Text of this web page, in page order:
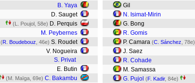
B. Yaya
D. Sauget
(L. Poujol, 58e) D. Perquis
M. Peybernes
(R. Boudebouz , 46e) S. Roudet
V. Nogueira
S. Privat
E. Butin
(M. Maïga, 69e) C. Bakambu
Gil
N. Isimat-Mirin
G. Bong
R. Gomis
P. Camara (C. Sánchez , 78e)
J. Saez
R. Cohade
M. Samassa
G. Pujol (F. Kadir, 84e)